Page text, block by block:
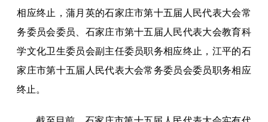
相应终止，蒲月英的石家庄市第十五届人民代表大会常
务委员会委员、石家庄市第十五届人民代表大会教育科
学文化卫生委员会副主任委员职务相应终止，江平的石
家庄市第十五届人民代表大会常务委员会委员职务相应
终止。